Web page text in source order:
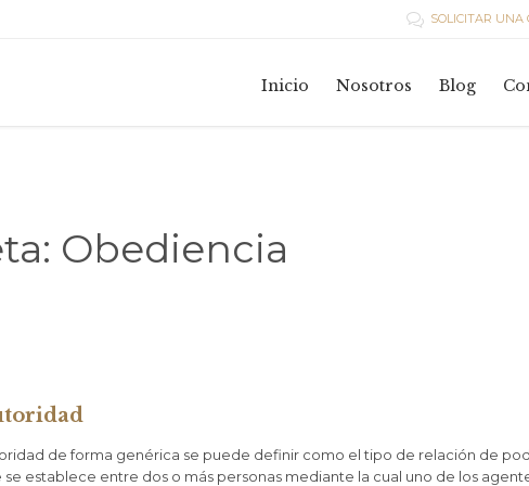
 SOLICITAR
Inicio Nosotros Blog
Obediencia
de forma genérica se puede definir como el tipo de relación de
se establece entre dos o más personas mediante la cual uno de los